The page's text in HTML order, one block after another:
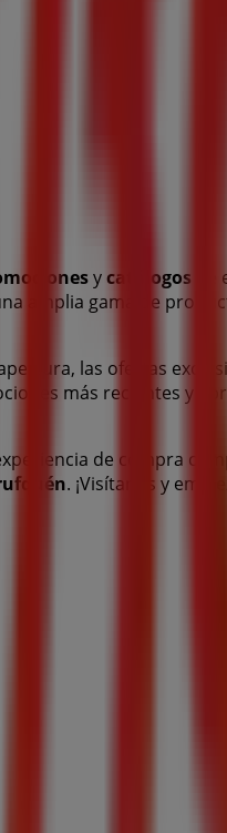
ycatálogos
amplia gama de
las ofertas
más recientes y
de compra
. ¡Visítanos y